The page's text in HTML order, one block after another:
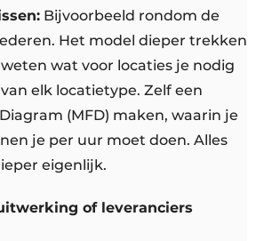
Bijvoorbeeld rondom de
Het model dieper trekken
wat voor locaties je nodig
elk locatietype. Zelf een
(MFD) maken, waarin je
je per uur moet doen. Alles
eigenlijk.
of leveranciers